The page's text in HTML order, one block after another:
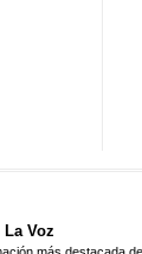
La Voz